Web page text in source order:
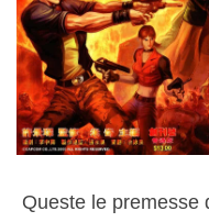
Queste le premesse